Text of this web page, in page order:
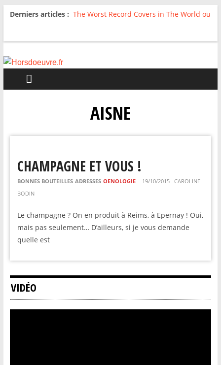
Derniers articles : The Worst Record Covers in The World ou
For The First Time, Again : Tyler Ballgame
Radio HDO #54 : Just be Good
AISNE
CHAMPAGNE ET VOUS !
BONNES BOUTEILLES ADRESSES OENOLOGIE 19/10/2015
CAROLINE
BODIN
Le champagne ? On en produit à Reims, à Epernay ! Oui,
mais pas seulement… D’ailleurs, si je vous demande
quelle est
VIDÉO